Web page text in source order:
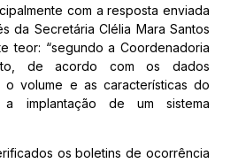
com a resposta enviada
da Secretária Clélia Mara Santos
teor: “segundo a Coordenadoria
de acordo com os dados
o volume e as características do
implantação de um sistema
os boletins de ocorrência